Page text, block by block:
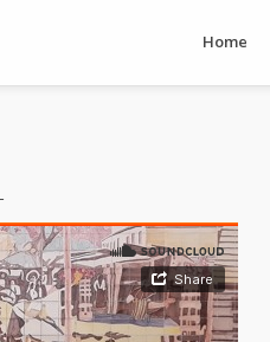
Home